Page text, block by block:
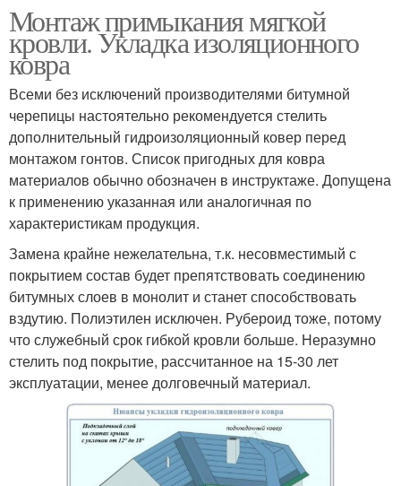
Монтаж примыкания мягкой
кровли. Укладка изоляционного
ковра
Всеми без исключений производителями битумной
черепицы настоятельно рекомендуется стелить
дополнительный гидроизоляционный ковер перед
монтажом гонтов. Список пригодных для ковра
материалов обычно обозначен в инструктаже. Допущена
к применению указанная или аналогичная по
характеристикам продукция.
Замена крайне нежелательна, т.к. несовместимый с
покрытием состав будет препятствовать соединению
битумных слоев в монолит и станет способствовать
вздутию. Полиэтилен исключен. Рубероид тоже, потому
что служебный срок гибкой кровли больше. Неразумно
стелить под покрытие, рассчитанное на 15-30 лет
эксплуатации, менее долговечный материал.